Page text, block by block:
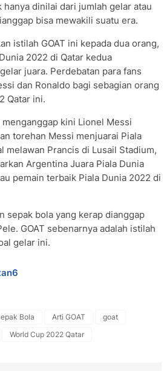
hanya dinilai dari jumlah gelar atau
bisa mewakili suatu era.
istilah GOAT ini kepada dua orang,
2022 di Qatar kedua
juara. Perdebatan para fans
dan Ronaldo bagi sebagian orang
Qatar ini.
kini Lionel Messi
torehan Messi menjuarai Piala
melawan Prancis di Lusail Stadium,
Argentina Juara Piala Dunia
pemain terbaik Piala Dunia 2022 di
sepak bola yang kerap dianggap
GOAT sebenarnya adalah istilah
gelar ini.
Bola Arti GOAT
goat
World Cup 2022 Qatar